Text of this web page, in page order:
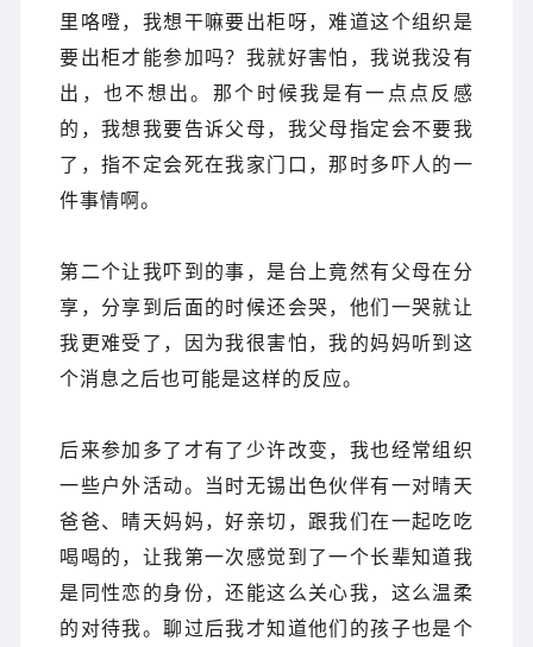
里咯噔，我想干嘛要出柜呀，难道这个组织是
要出柜才能参加吗？我就好害怕，我说我没有
出，也不想出。那个时候我是有一点点反感
的，我想我要告诉父母，我父母指定会不要我
了，指不定会死在我家门口，那时多吓人的一
件事情啊。
第二个让我吓到的事，是台上竟然有父母在分
享，分享到后面的时候还会哭，他们一哭就让
我更难受了，因为我很害怕，我的妈妈听到这
个消息之后也可能是这样的反应。
后来参加多了才有了少许改变，我也经常组织
一些户外活动。当时无锡出色伙伴有一对晴天
爸爸、晴天妈妈，好亲切，跟我们在一起吃吃
喝喝的，让我第一次感觉到了一个长辈知道我
是同性恋的身份，还能这么关心我，这么温柔
的对待我。聊过后我才知道他们的孩子也是个